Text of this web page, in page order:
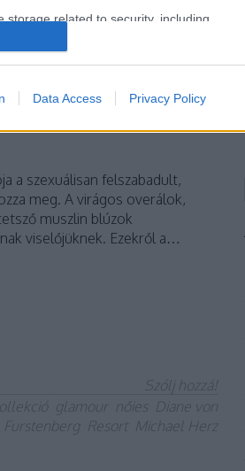
storage related to security, including
prevention, and other user protection.
Data Access Privacy Policy
Mick Jagger
The Rolling
a szexuálisan felszabadult,
meg. A virágos overálok,
muszlin blúzok
viselőjüknek. Ezekről a…
Szólj hozzá!
glamour nőies Diane von
Furstenberg Resort Michael Herz